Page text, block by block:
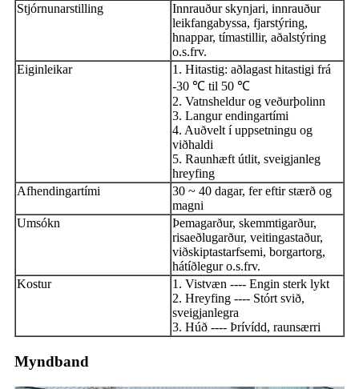
Stjórnunarstilling
Innrauður skynjari, innrauður
leikfangabyssa, fjarstýring,
hnappar, tímastillir, aðalstýring
o.s.frv.
Eiginleikar
1. Hitastig: aðlagast hitastigi frá
-30 ℃ til 50 ℃
2. Vatnsheldur og veðurþolinn
3. Langur endingartími
4. Auðvelt í uppsetningu og
viðhaldi
5. Raunhæft útlit, sveigjanleg
hreyfing
Afhendingartími
30 ~ 40 dagar, fer eftir stærð og
magni
Umsókn
Þemagarður, skemmtigarður,
risaeðlugarður, veitingastaður,
viðskiptastarfsemi, borgartorg,
hátíðlegur o.s.frv.
Kostur
1. Vistvæn ---- Engin sterk lykt
2. Hreyfing ---- Stórt svið,
sveigjanlegra
3. Húð ---- Þrívídd, raunsærri
Myndband